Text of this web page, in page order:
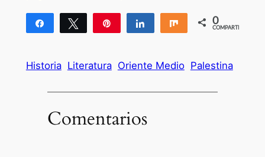
Compartir Twittear Compartir Compartir
0
COMPARTIR
Historia Literatura Oriente Medio Palestina
Comentarios